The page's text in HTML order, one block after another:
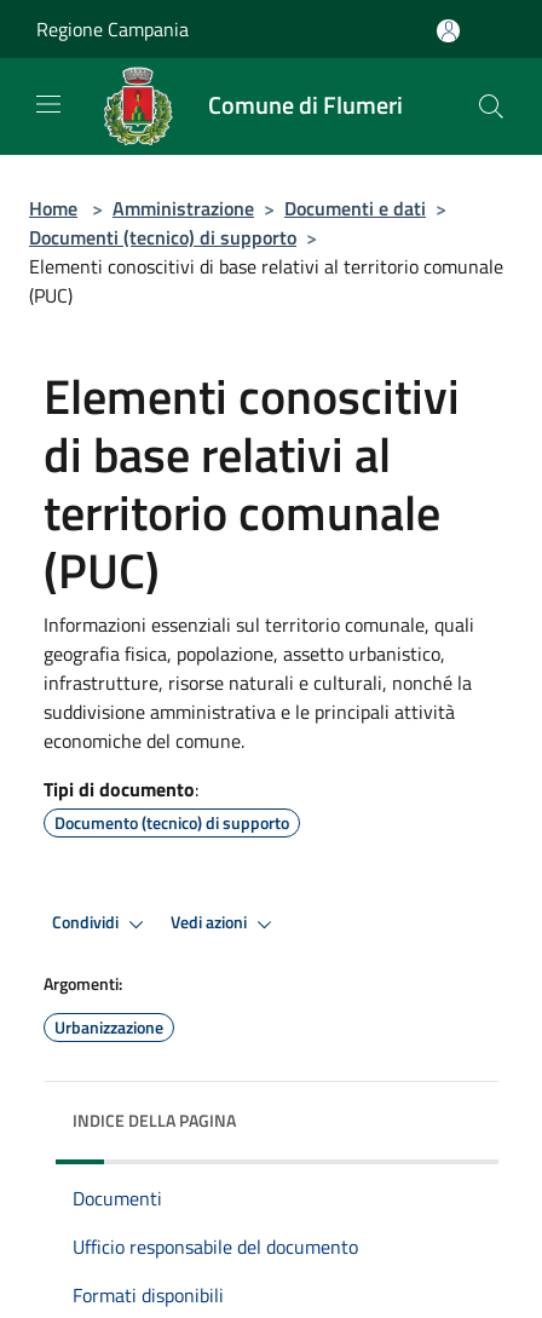
Regione Campania
Comune di Flumeri
Home > Amministrazione > Documenti e dati >
Documenti (tecnico) di supporto >
Elementi conoscitivi di base relativi al territorio comunale
(PUC)
Elementi conoscitivi
di base relativi al
territorio comunale
(PUC)
Informazioni essenziali sul territorio comunale, quali
geografia fisica, popolazione, assetto urbanistico,
infrastrutture, risorse naturali e culturali, nonché la
suddivisione amministrativa e le principali attività
economiche del comune.
Tipi di documento:
Documento (tecnico) di supporto
Condividi Vedi azioni
Argomenti:
Urbanizzazione
INDICE DELLA PAGINA
Documenti
Ufficio responsabile del documento
Formati disponibili